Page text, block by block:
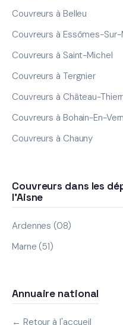
Couvreurs à Belleu
Couvreurs à Essômes-Sur-
Couvreurs à Saint-Michel
Couvreurs à Tergnier
Couvreurs à Château-
Couvreurs à Bohain-En-
Couvreurs à Chauny
Couvreurs dans les
l'Aisne
Ardennes (08)
Marne (51)
Annuaire national
← Retour à l'accueil